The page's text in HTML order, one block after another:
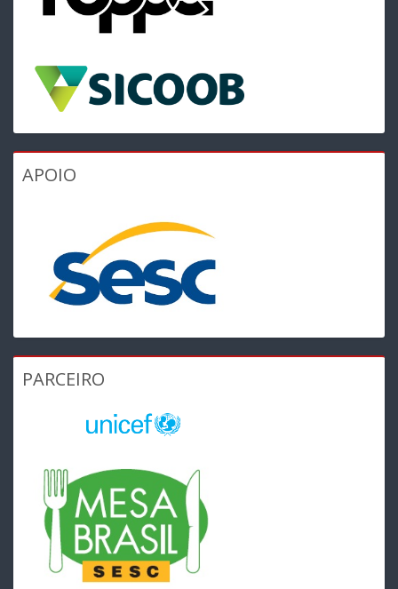
APOIO
PARCEIRO